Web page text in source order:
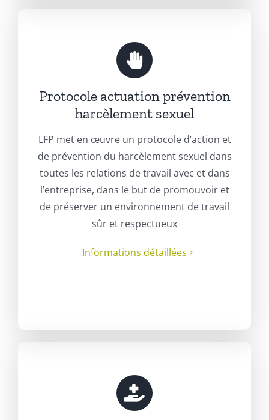
Protocole actuation prévention
harcèlement sexuel
LFP met en œuvre un protocole d’action et
de prévention du harcèlement sexuel dans
toutes les relations de travail avec et dans
l’entreprise, dans le but de promouvoir et
de préserver un environnement de travail
sûr et respectueux
Informations détaillées